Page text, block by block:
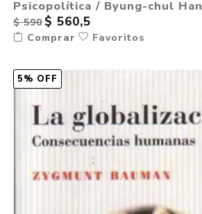
Psicopolítica / Byung-chul Han
$ 590 $ 560,5
Comprar Favoritos
5% OFF